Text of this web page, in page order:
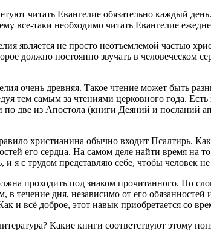
читать Евангелие обязательно каждый
все-таки необходимо читать Евангелие
является не просто неотъемлемой частью
должно постоянно звучать в
очень древняя. Такое чтение может быть
тем самым за чтениями церковного года.
две из Апостола (книги Деяний и посланий
христианина обычно входит Псалтирь.
его сердца. На самом деле найти время
и я с трудом представляю себе, чтобы человек
проходить под знаком прочитанного. По
в течение дня, независимо от его
и всё доброе, этот навык приобретается со
Какие книги соответствуют этому